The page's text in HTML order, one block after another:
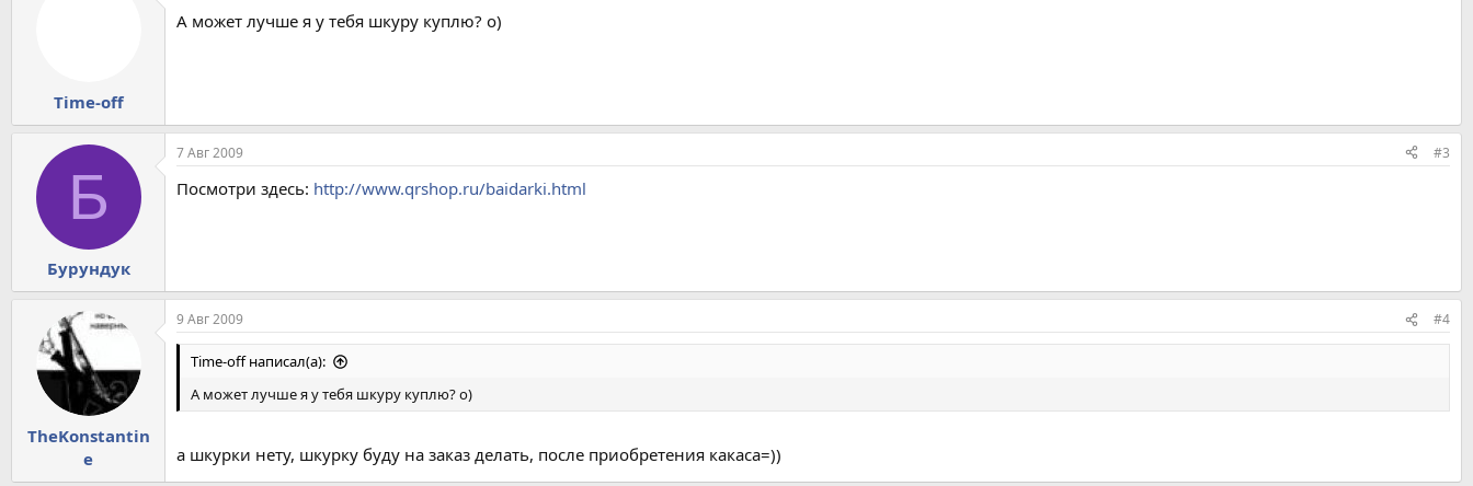
Time-off
А может лучше я у тебя шкуру куплю? о)
Б
Бурундук
7 Авг 2009 #3
Посмотри здесь: http://www.qrshop.ru/baidarki.html
TheKonstantin
e
9 Авг 2009 #4
Time-off написал(а):
А может лучше я у тебя шкуру куплю? о)
а шкурки нету, шкурку буду на заказ делать, после приобретения какаса=))